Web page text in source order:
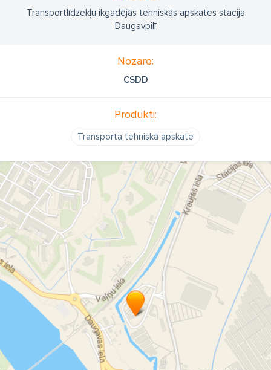
Transportlīdzekļu ikgadējās tehniskās apskates stacija
Daugavpilī
Nozare:
CSDD
Produkti:
Transporta tehniskā apskate